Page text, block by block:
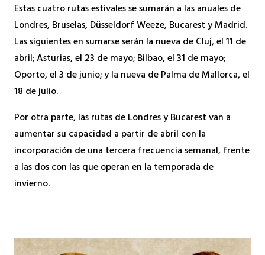
Estas cuatro rutas estivales se sumarán a las anuales de
Londres, Bruselas, Düsseldorf Weeze, Bucarest y Madrid.
Las siguientes en sumarse serán la nueva de Cluj, el 11 de
abril; Asturias, el 23 de mayo; Bilbao, el 31 de mayo;
Oporto, el 3 de junio; y la nueva de Palma de Mallorca, el
18 de julio.
Por otra parte, las rutas de Londres y Bucarest van a
aumentar su capacidad a partir de abril con la
incorporación de una tercera frecuencia semanal, frente
a las dos con las que operan en la temporada de
invierno.